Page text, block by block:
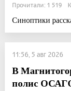
Прочитали: 1 519
Синоптики
11:56, 5 авг 2026
В
полис